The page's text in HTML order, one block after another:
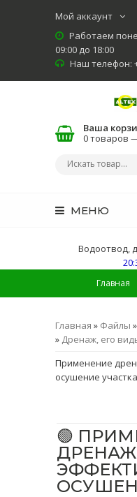
Мой аккаунт
Работаем
09:00 до 18:00
Наш телефон:
Ваша
0 товаров
МЕНЮ
Водоотвод,
Главная
Главная » Файлы »
» Дренаж, его
Применение
осушение участка
🟢